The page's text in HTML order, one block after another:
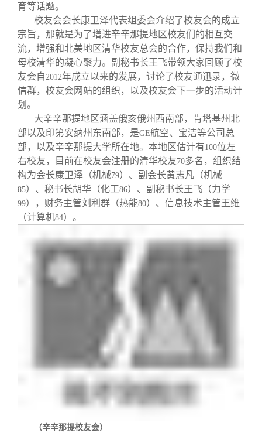
制度法规
联系我们
育等话题。
校友会会长康卫泽代表组委会介绍了校友会的成立
宗旨，那就是为了增进辛辛那提地区校友们的相互交
流，增强和北美地区清华校友总会的合作，保持我们和
母校清华的凝心聚力。副秘书长王飞带领大家回顾了校
友会自 2012年成立以来的发展，讨论了校友通迅录，微
信群，校友会网站的组织，以及校友会下一步的活动计
划。
大辛辛那提地区涵盖俄亥俄州西南部，肯塔基州北
部以及印第安纳州东南部，是GE航空、宝洁等公司总
部，以及辛辛那提大学所在地。本地区估计有100位左
右校友，目前在校友会注册的清华校友70多名，组织结
构为会长康卫泽（机械79）、副会长黄志凡（机械
85）、秘书长胡华（化工86）、副秘书长王飞（力学
99），财务主管刘利群（热能80）、信息技术主管王维
（计算机84）。
（辛辛那提校友会）